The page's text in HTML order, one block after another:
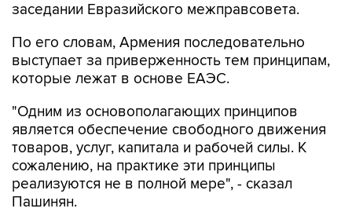
По его словам, Армения последовательно
которые лежат в основе ЕАЭС.
"Одним из основополагающих принципов
товаров, услуг, капитала и рабочей силы. К
сожалению, на практике эти принципы
реализуются не в полной мере", - сказал
Пашинян.
По его словам, отдельные ограничения и